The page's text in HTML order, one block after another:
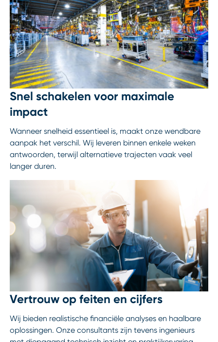
Snel schakelen voor maximale
impact
Wanneer snelheid essentieel is, maakt onze wendbare
aanpak het verschil. Wij leveren binnen enkele weken
antwoorden, terwijl alternatieve trajecten vaak veel
langer duren.
Vertrouw op feiten en cijfers
Wij bieden realistische financiële analyses en haalbare
oplossingen. Onze consultants zijn tevens ingenieurs